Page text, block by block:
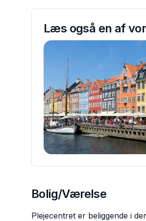
Læs også en af
Bolig/Værelse
Plejecentret er beliggende i